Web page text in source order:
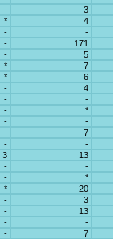
- 3
* 4
- -
- 171
- 5
* 7
* 6
- 4
- -
- *
- -
- 7
- -
3 13
- -
- *
* 20
- 3
- 13
- -
- 7